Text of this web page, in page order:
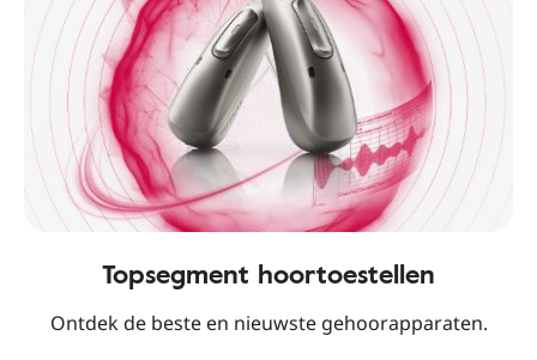
Topsegment hoortoestellen
Ontdek de beste en nieuwste gehoorapparaten.